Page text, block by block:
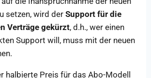
setzen, wird der Support für die
Verträge gekürzt, d.h., wer einen
Support will, muss mit der neuen
halbierte Preis für das Abo-Modell